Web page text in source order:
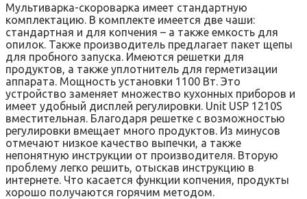
Мультиварка-скороварка имеет стандартную
комплектацию. В комплекте имеется две чаши:
стандартная и для копчения – а также емкость для
опилок. Также производитель предлагает пакет щепы
для пробного запуска. Имеются решетки для
продуктов, а также уплотнитель для герметизации
аппарата. Мощность установки 1100 Вт. Это
устройство заменяет множество кухонных приборов и
имеет удобный дисплей регулировки. Unit USP 1210S
вместительная. Благодаря решетке с возможностью
регулировки вмещает много продуктов. Из минусов
отмечают низкое качество выпечки, а также
непонятную инструкции от производителя. Вторую
проблему легко решить, отыскав инструкцию в
интернете. Что касается функции копчения, продукты
хорошо получаются горячим методом.